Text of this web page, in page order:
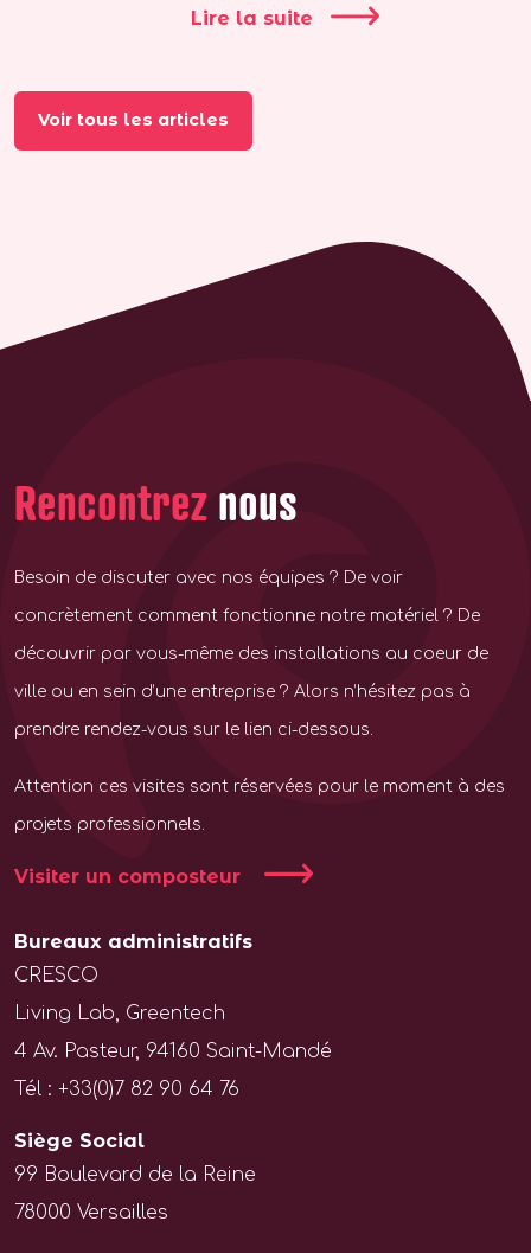
Lire la suite
Voir tous les articles
Rencontrez nous
Besoin de discuter avec nos équipes ? De voir
concrètement comment fonctionne notre matériel ? De
découvrir par vous-même des installations au coeur de
ville ou en sein d’une entreprise ? Alors n’hésitez pas à
prendre rendez-vous sur le lien ci-dessous.
Attention ces visites sont réservées pour le moment à des
projets professionnels.
Visiter un composteur
Bureaux administratifs
CRESCO
Living Lab, Greentech
4 Av. Pasteur, 94160 Saint-Mandé
Tél : +33(0)7 82 90 64 76
Siège Social
99 Boulevard de la Reine
78000 Versailles